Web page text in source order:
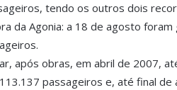
tendo os outros dois
da Agonia: a 18 de agosto
após obras, em abril de 2007,
passageiros e, até final de